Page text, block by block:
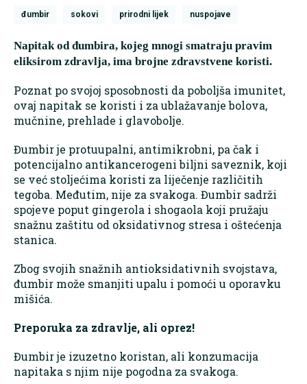
đumbir sokovi prirodni lijek nuspojave
Napitak od đumbira, kojeg mnogi smatraju pravim
eliksirom zdravlja, ima brojne zdravstvene koristi.
Poznat po svojoj sposobnosti da poboljša imunitet,
ovaj napitak se koristi i za ublažavanje bolova,
mučnine, prehlade i glavobolje.
Đumbir je protuupalni, antimikrobni, pa čak i
potencijalno antikancerogeni biljni saveznik, koji
se već stoljećima koristi za liječenje različitih
tegoba. Međutim, nije za svakoga. Đumbir sadrži
spojeve poput gingerola i shogaola koji pružaju
snažnu zaštitu od oksidativnog stresa i oštećenja
stanica.
Zbog svojih snažnih antioksidativnih svojstava,
đumbir može smanjiti upalu i pomoći u oporavku
mišića.
Preporuka za zdravlje, ali oprez!
Đumbir je izuzetno koristan, ali konzumacija
napitaka s njim nije pogodna za svakoga.